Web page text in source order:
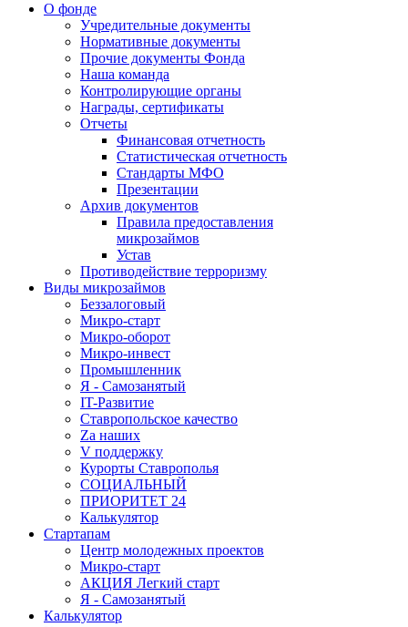
О фонде
Учредительные документы
Нормативные документы
Прочие документы Фонда
Наша команда
Контролирующие органы
Награды, сертификаты
Отчеты
Финансовая отчетность
Статистическая отчетность
Стандарты МФО
Презентации
Архив документов
Правила предоставления
микрозаймов
Устав
Противодействие терроризму
Виды микрозаймов
Беззалоговый
Микро-старт
Микро-оборот
Микро-инвест
Промышленник
Я - Самозанятый
IT-Развитие
Ставропольское качество
Za наших
V поддержку
Курорты Ставрополья
СОЦИАЛЬНЫЙ
ПРИОРИТЕТ 24
Калькулятор
Стартапам
Центр молодежных проектов
Микро-старт
АКЦИЯ Легкий старт
Я - Самозанятый
Калькулятор